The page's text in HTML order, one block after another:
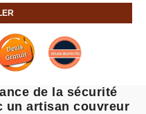
de la sécurité
un artisan couvreur